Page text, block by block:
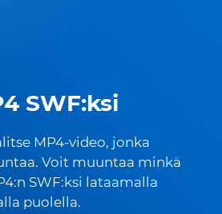
SWF:ksi
MP4-video, jonka
Voit muuntaa minkä
SWF:ksi lataamalla
puolella.